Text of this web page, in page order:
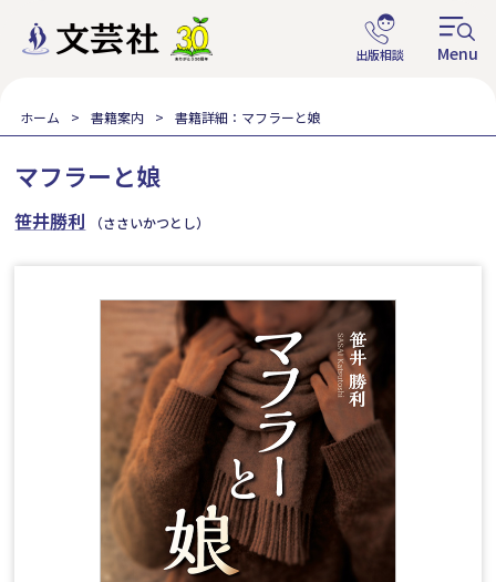
ホーム 書籍案内 書籍詳細：マフラーと娘
マフラーと娘
笹井勝利 （ささいかつとし）